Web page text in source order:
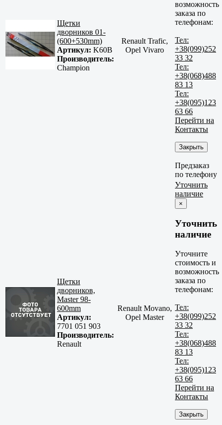
Щетки
дворников 01-
(600+530mm)
Артикул: K60B
Производитель:
Champion
Renault Trafic,
Opel Vivaro
возможность
заказа по
телефонам:
Тел:
+38(099)252
33 32
Тел:
+38(068)488
83 13
Тел:
+38(095)123
63 66
Перейти на
Контакты
Закрыть
Предзаказ
по телефону
Щетки
дворников,
Master 98-
600mm
Артикул:
7701 051 903
Производитель:
Renault
Renault Movano,
Opel Master
Уточнить
наличие
×
Уточнить
наличие
Уточните
стоимость и
возможность
заказа по
телефонам:
Тел:
+38(099)252
33 32
Тел:
+38(068)488
83 13
Тел:
+38(095)123
63 66
Перейти на
Контакты
Закрыть